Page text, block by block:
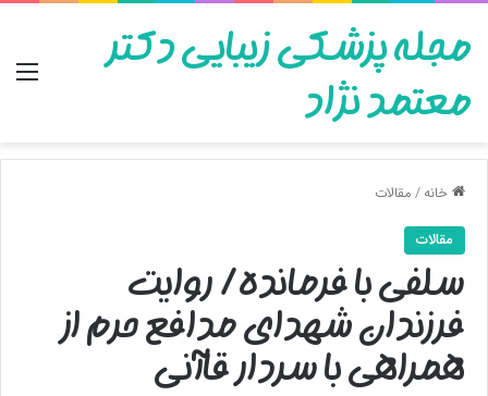
مجله پزشکی زیبایی دکتر
معتمد نژاد
خانه/مقالات
مقالات
سلفی با فرمانده/ روایت
فرزندان شهدای مدافع حرم از
همراهی با سردار قاآنی